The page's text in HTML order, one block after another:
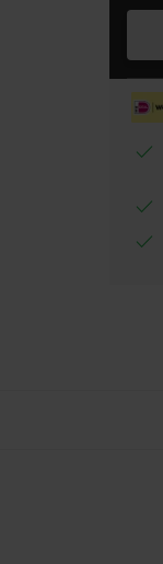
check
check
check